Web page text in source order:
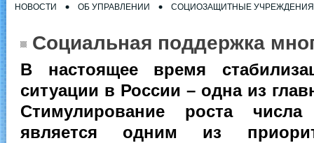
НОВОСТИ ОБ УПРАВЛЕНИИ СОЦИОЗАЩИТНЫЕ УЧРЕЖДЕНИЯ
Социальная поддержка
В настоящее время
ситуации в России – одна из
Стимулирование роста
является одним из